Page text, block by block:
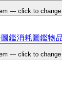
— click to change
鑑消耗圖鑑物
— click to change